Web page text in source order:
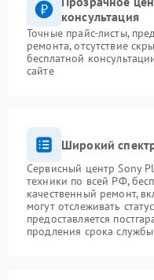
консультация
Точные прайс-листы,
ремонта, отсутствие
бесплатной
сайте
Широкий
Сервисный центр Sony
техники по всей РФ,
качественный ремонт,
могут отслеживать
предоставляется
продления срока